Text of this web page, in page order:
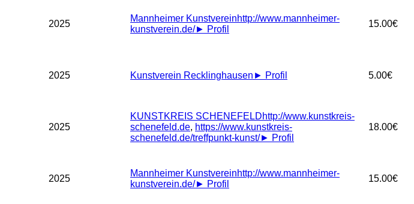
2025
Mannheimer Kunstvereinhttp://www.mannheimer-
kunstverein.de/► Profil
15.00€
2025 Kunstverein Recklinghausen ► Profil 5.00€
2025
KUNSTKREIS SCHENEFELDhttp://www.kunstkreis-
schenefeld.de, https://www.kunstkreis-
schenefeld.de/treffpunkt-kunst/► Profil
18.00€
2025
Mannheimer Kunstvereinhttp://www.mannheimer-
kunstverein.de/► Profil
15.00€